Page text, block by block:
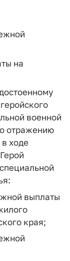
на
военной
отражению
ходе
выплаты
края;